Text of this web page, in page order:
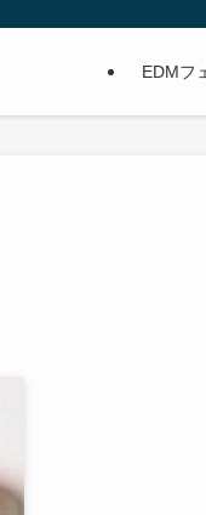
EDMフ